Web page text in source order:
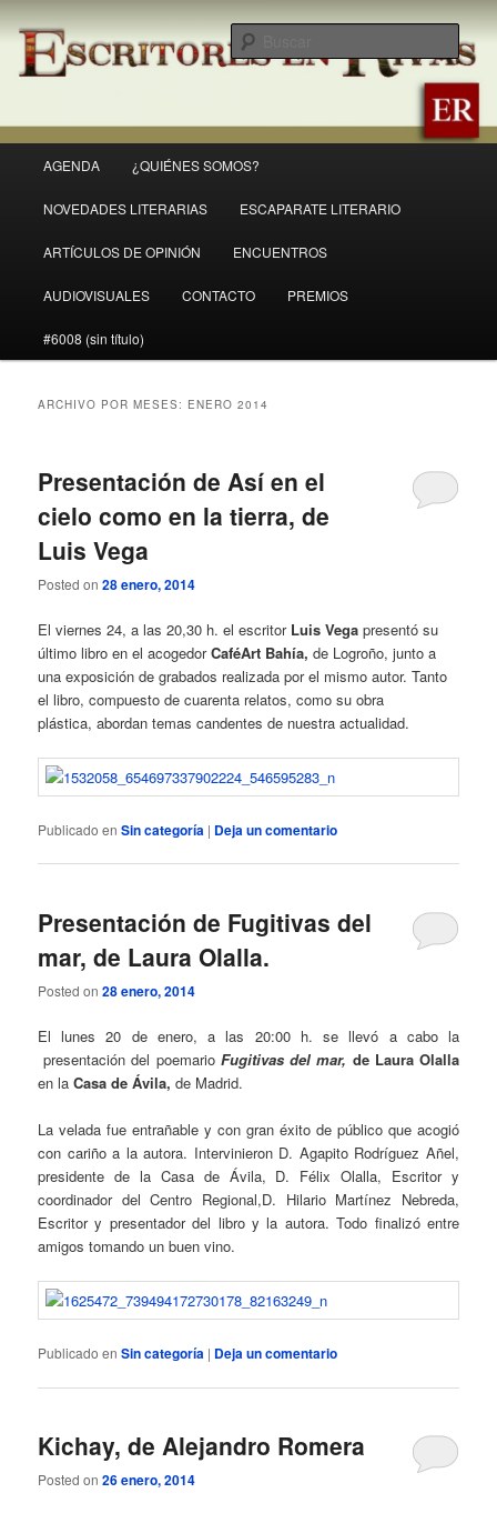
Ir
al
contenido
principal
Ir
al
contenido
secundario
Revista Escritores en Rivas
principal
AGENDA ¿QUIÉNES SOMOS?
NOVEDADES LITERARIAS ESCAPARATE LITERARIO
ARTÍCULOS DE OPINIÓN ENCUENTROS
AUDIOVISUALES CONTACTO PREMIOS
#6008 (sin título)
ARCHIVO POR MESES: ENERO 2014
Presentación de Así en el
cielo como en la tierra, de
Luis Vega
Posted on28 enero, 2014
El viernes 24, a las 20,30 h. el escritor Luis Vega presentó su
último libro en el acogedorCaféArt Bahía, de Logroño, junto a
una exposición de grabados realizada por el mismo autor. Tanto
el libro, compuesto de cuarenta relatos, como su obra
plástica, abordan temas candentes de nuestra actualidad.
Publicado en Sin categoría | Deja un comentario
Presentación de Fugitivas del
mar, de Laura Olalla.
Posted on28 enero, 2014
El lunes 20 de enero, a las 20:00 h. se llevó a cabo la
presentación del poemario Fugitivas del mar, de Laura Olalla
en laCasa de Ávila, de Madrid.
La velada fue entrañable y con gran éxito de público que acogió
con cariño a la autora. Intervinieron D. Agapito Rodríguez Añel,
presidente de la Casa de Ávila, D. Félix Olalla, Escritor y
coordinador del Centro Regional,D. Hilario Martínez Nebreda,
Escritor y presentador del libro y la autora. Todo finalizó entre
amigos tomando un buen vino.
Publicado en Sin categoría | Deja un comentario
Kichay, de Alejandro Romera
Posted on26 enero, 2014